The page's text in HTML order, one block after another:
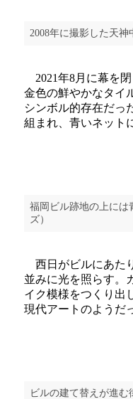
2008年に撮影した天
2021年8月に幕を閉
金色の鮮やかなタイ
シンボル的存在だっ
組まれ、青いネット
福岡ビル跡地の上には
ズ）
西日がビルにあた
並みに光を照らす。
イク模様をつくり出
現代アートのようだ
ビルの建て替えが進む